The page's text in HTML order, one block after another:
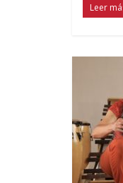
Leer